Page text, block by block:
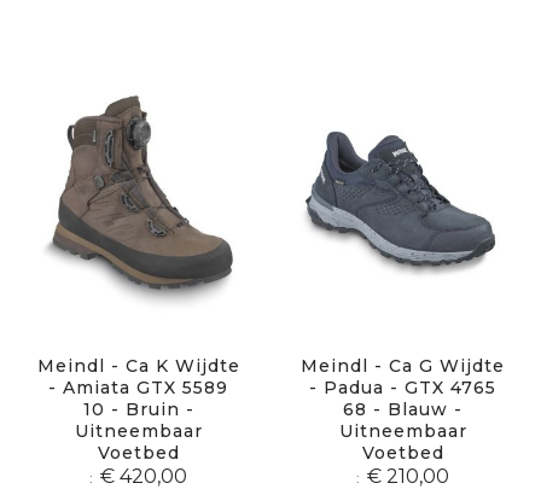
Meindl - Ca K Wijdte
- Amiata GTX 5589
10 - Bruin -
Uitneembaar
Voetbed
€ 420,00
Meindl - Ca G Wijdte
- Padua - GTX 4765
68 - Blauw -
Uitneembaar
Voetbed
€ 210,00